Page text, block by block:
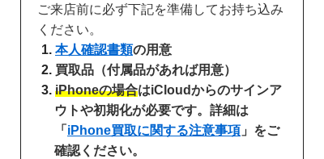
ご来店前に必ず下記を準備してお持ち込み
ください。
本人確認書類の用意
買取品（付属品があれば用意）
iPhoneの場合はiCloudからのサインア
ウトや初期化が必要です。詳細は
「 iPhone買取に関する注意事項 」をご
確認ください。